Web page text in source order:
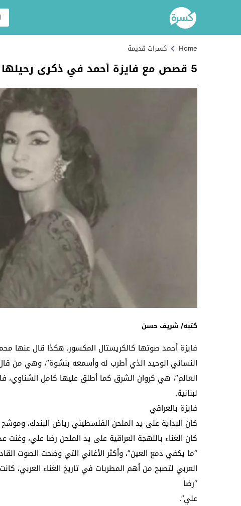
Home كسرات قديمة
5 قصص مع فايزة أحمد في ذكرى رحيلها
كتبه/ شريف حسن
فايزة أحمد صوتها كالكريستال المكسور، هكذا قال عنها
النسائي الوحيد الذي أطرب له وأسمعه بنشوة”، وهي من
العالم”، هي كروان الشرق كما أطلق عليها كامل الشناوي،
لبنانية.
فايزة بالعراقي
كان البداية على يد الملحن الفلسطيني رياض البندك،
كان الغناء باللهجة العراقية على يد الملحن رضا علي،
“ما يكفي دمع العين”، وأكثر الأغاني التي وضحت الصوت
العربي لتصبح من أهم المطربات في تاريخ الغناء العربي،
“رضا
علي”.